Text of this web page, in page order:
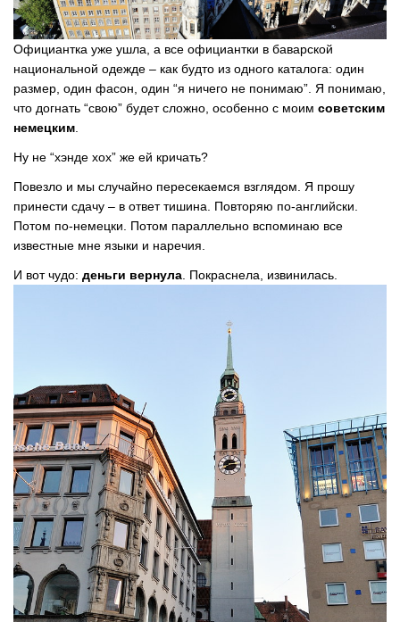
Официантка уже ушла, а все официантки в баварской
национальной одежде – как будто из одного каталога: один
размер, один фасон, один “я ничего не понимаю”. Я понимаю,
что догнать “свою” будет сложно, особенно с моим советским
немецким
Ну не “хэнде хох” же ей кричать?
Повезло и мы случайно пересекаемся взглядом. Я прошу
принести сдачу – в ответ тишина. Повторяю по-английски.
Потом по-немецки. Потом параллельно вспоминаю все
известные мне языки и наречия.
И вот чудо: деньги вернула . Покраснела, извинилась.